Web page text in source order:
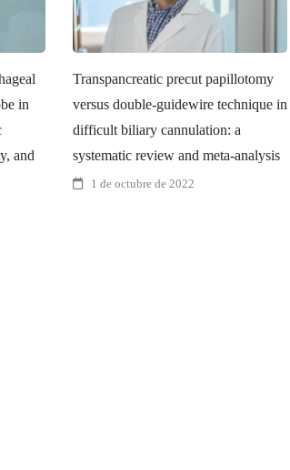
in
and
Transpancreatic precut papillotomy
versus double-guidewire technique in
difficult biliary cannulation: a
systematic review and meta-analysis
1 de octubre de 2022